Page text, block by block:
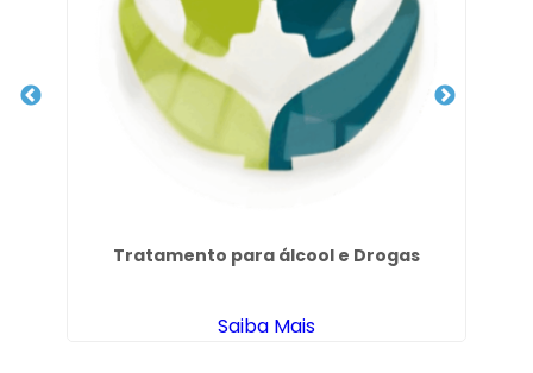
Tratamento para álcool e Drogas
Saiba Mais